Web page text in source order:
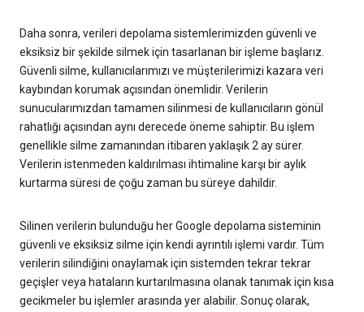
Daha sonra, verileri depolama sistemlerimizden güvenli ve
eksiksiz bir şekilde silmek için tasarlanan bir işleme başlarız.
Güvenli silme, kullanıcılarımızı ve müşterilerimizi kazara veri
kaybından korumak açısından önemlidir. Verilerin
sunucularımızdan tamamen silinmesi de kullanıcıların gönül
rahatlığı açısından aynı derecede öneme sahiptir. Bu işlem
genellikle silme zamanından itibaren yaklaşık 2 ay sürer.
Verilerin istenmeden kaldırılması ihtimaline karşı bir aylık
kurtarma süresi de çoğu zaman bu süreye dahildir.
Silinen verilerin bulunduğu her Google depolama sisteminin
güvenli ve eksiksiz silme için kendi ayrıntılı işlemi vardır. Tüm
verilerin silindiğini onaylamak için sistemden tekrar tekrar
geçişler veya hataların kurtarılmasına olanak tanımak için kısa
gecikmeler bu işlemler arasında yer alabilir. Sonuç olarak,